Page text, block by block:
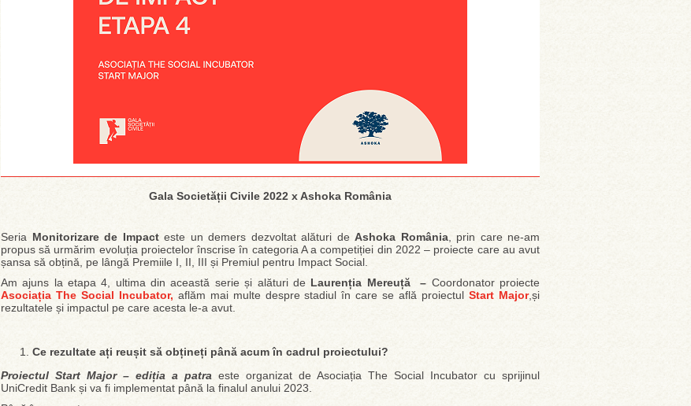
Gala Societății Civile 2022 x Ashoka România
Seria Monitorizare de Impacteste un demers dezvoltat alături de Ashoka România, prin care ne-am
propus să urmărim evoluția proiectelor înscrise în categoria A a competiției din 2022 – proiecte care au avut
șansa să obțină, pe lângă Premiile I, II, III și Premiul pentru Impact Social.
Am ajuns la etapa 4, ultima din această serie și alături de Laurenția Mereuță – Coordonator proiecte
Asociația The Social Incubator, aflăm mai multe despre stadiul în care se află proiectulStart Major,și
rezultatele și impactul pe care acesta le-a avut.
Ce rezultate ați reușit să obțineți până acum în cadrul proiectului?
Proiectul Start Major – ediția a patra este organizat de Asociația The Social Incubator cu sprijinul
UniCredit Bank și va fi implementat până la finalul anului 2023.